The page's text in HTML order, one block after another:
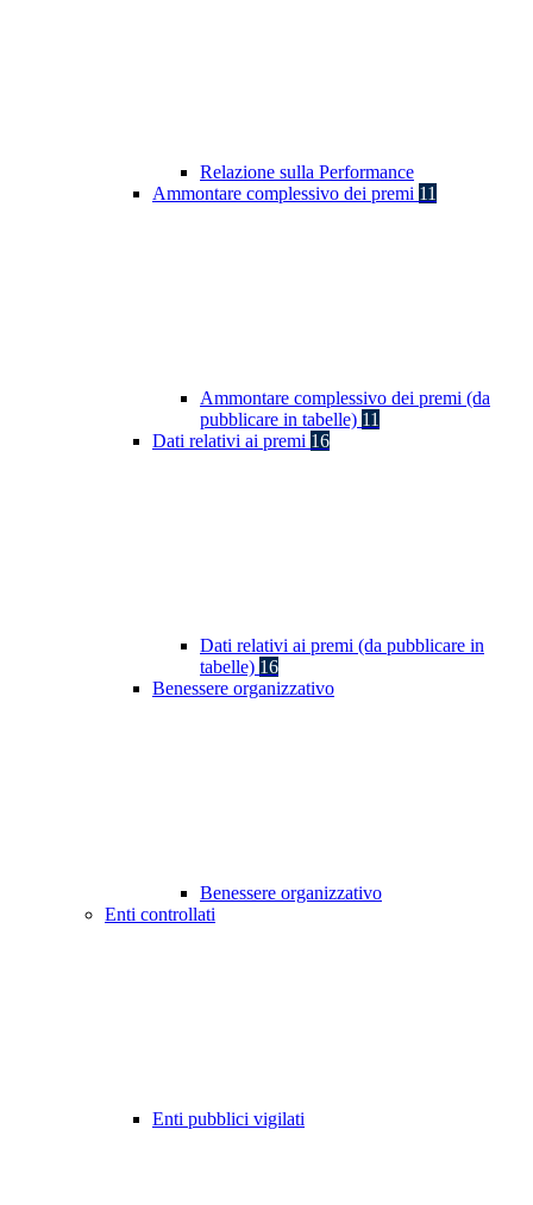
Relazione sulla Performance
Ammontare complessivo dei premi 11
Ammontare complessivo dei premi (da
pubblicare in tabelle) 11
Dati relativi ai premi 16
Dati relativi ai premi (da pubblicare in
tabelle) 16
Benessere organizzativo
Benessere organizzativo
Enti controllati
Enti pubblici vigilati